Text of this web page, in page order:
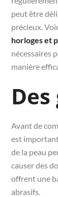
peut être
précieux.
horloges et
nécessaires
manière
Avant de
est
de la peau
causer des
offrent une
abrasifs.